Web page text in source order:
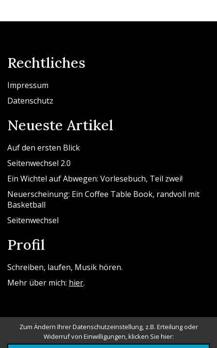
Rechtliches
Impressum
Datenschutz
Neueste Artikel
Auf den ersten Blick
Seitenwechsel 2.0
Ein Wichtel auf Abwegen: Vorlesebuch, Teil zwei!
Neuerscheinung: Ein Coffee Table Book, randvoll mit
Basketball
Seitenwechsel
Profil
Schreiben, laufen, Musik hören.
Mehr über mich: hier.
Zum Ändern Ihrer Datenschutzeinstellung, z.B. Erteilung oder
Widerruf von Einwilligungen, klicken Sie hier: